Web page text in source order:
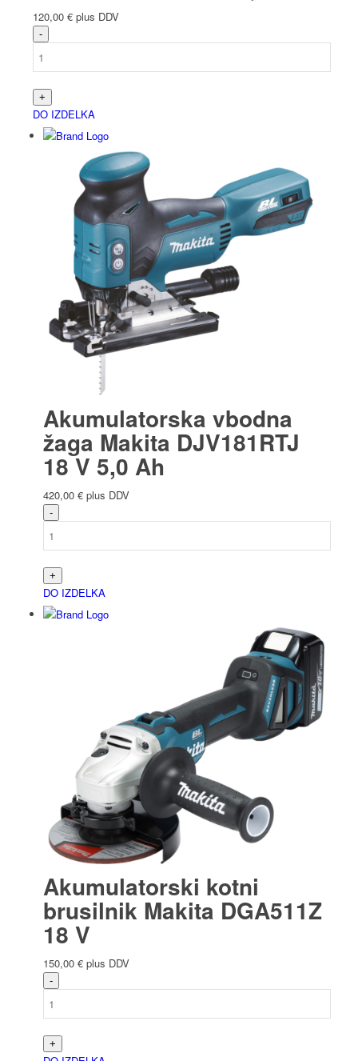
120,00 € plus DDV
DO IZDELKA
Akumulatorska vbodna
žaga Makita DJV181RTJ
18 V 5,0 Ah
420,00 € plus DDV
DO IZDELKA
Akumulatorski kotni
brusilnik Makita DGA511Z
18 V
150,00 € plus DDV